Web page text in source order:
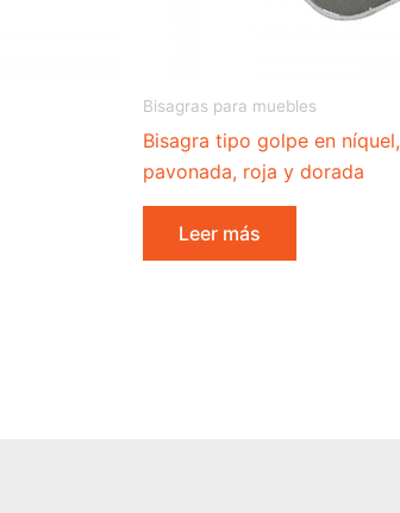
Bisagras para muebles
Bisagra tipo golpe en níquel,
pavonada, roja y dorada
Leer más